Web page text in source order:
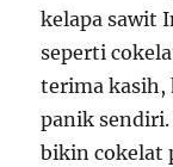
kelapa sawit
seperti
terima kasih,
panik
bikin cokelat